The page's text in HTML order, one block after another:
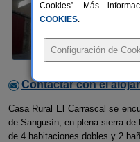
Contactar con el
Casa Rural El Carrascal se
de Sangusín, en plena sierra de
de 4 habitaciones dobles y 2
Cookies”. Más
COOKIES.